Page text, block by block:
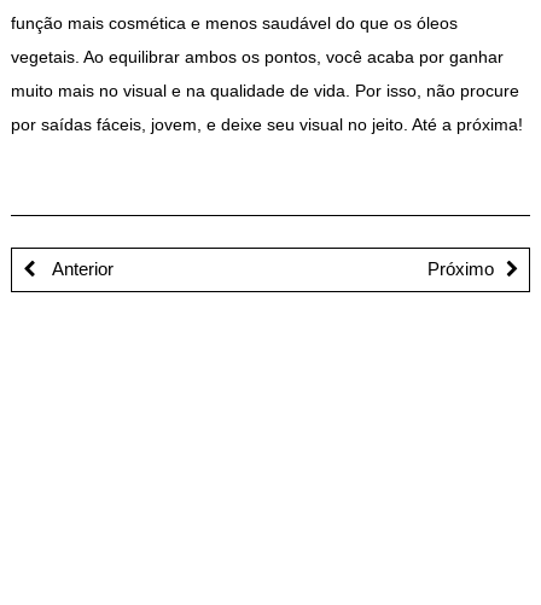
função mais cosmética e menos saudável do que os óleos
vegetais. Ao equilibrar ambos os pontos, você acaba por ganhar
muito mais no visual e na qualidade de vida. Por isso, não procure
por saídas fáceis, jovem, e deixe seu visual no jeito. Até a próxima!
Anterior Próximo